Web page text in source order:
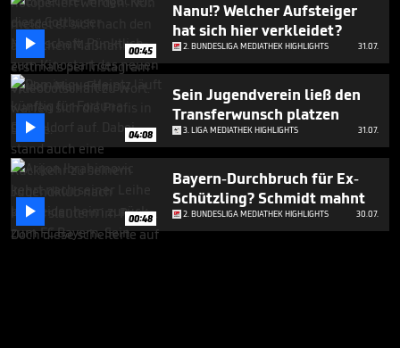
 00:45
Nanu!? Welcher Aufsteiger
hat sich hier verkleidet?
2. BUNDESLIGA MEDIATHEK HIGHLIGHTS 31.07.
 04:08
Sein Jugendverein ließ den
Transferwunsch platzen
3. LIGA MEDIATHEK HIGHLIGHTS 31.07.
 00:48
Bayern-Durchbruch für Ex-
Schützling? Schmidt mahnt
2. BUNDESLIGA MEDIATHEK HIGHLIGHTS 30.07.